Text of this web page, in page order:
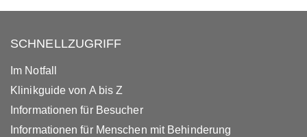
SCHNELLZUGRIFF
Im Notfall
Klinikguide von A bis Z
Informationen für Besucher
Informationen für Menschen mit Behinderung